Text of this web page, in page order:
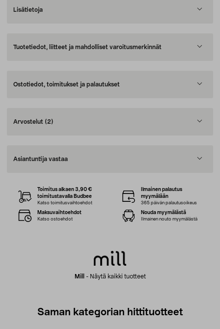
Lisätietoja
Tuotetiedot, liitteet ja mahdolliset varoitusmerkinnät
Ostotiedot, toimitukset ja palautukset
Arvostelut (2)
Asiantuntija vastaa
Mill - Näytä kaikki tuotteet
Toimitus alkaen 3,90 €
toimitustavalla Budbee
Katso toimitusvaihtoehdot
Ilmainen palautus
myymälään
365 päivän palautusoikeus
Maksuvaihtoehdot
Katso ostoehdot
Nouda myymälästä
Ilmainen nouto myymälästä
Saman kategorian hittituotteet